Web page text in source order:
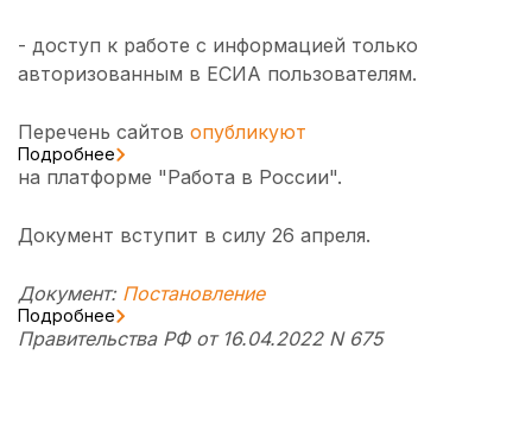
- доступ к работе с информацией только
авторизованным в ЕСИА пользователям.
Перечень сайтов опубликуют
Подробнее
на платформе "Работа в России".
Документ вступит в силу 26 апреля.
Документ: Постановление
Подробнее
Правительства РФ от 16.04.2022 N 675